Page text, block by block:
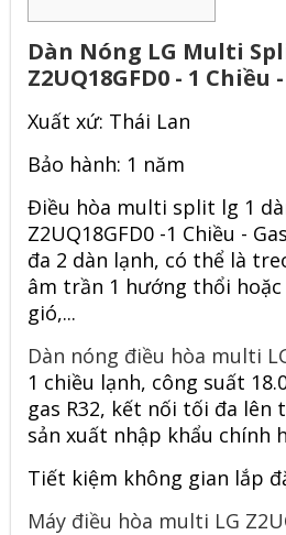
Dàn Nóng LG Multi
Z2UQ18GFD0 - 1 Chiều
Xuất xứ: Thái Lan
Bảo hành: 1 năm
Điều hòa multi split lg 1
Z2UQ18GFD0 -1 Chiều -
đa 2 dàn lạnh, có thể là
âm trần 1 hướng thổi
gió,...
Dàn nóng điều hòa multi
1 chiều lạnh, công suất
gas R32, kết nối tối đa lên
sản xuất nhập khẩu chính
Tiết kiệm không gian lắp
Máy điều hòa multi LG